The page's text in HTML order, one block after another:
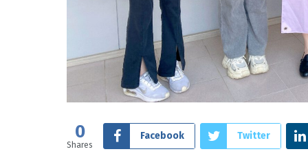
0
Shares
Facebook Twitter